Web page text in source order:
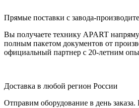
Прямые поставки с завода-
Вы получаете технику APART
полным пакетом документов от
официальный партнер с 20-летним
Доставка в любой регион России
Отправим оборудование в день